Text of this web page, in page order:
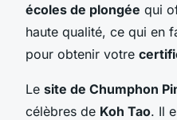
écoles de plongée qui
haute qualité, ce qui en
pour obtenir votre
Le site de Chumphon
célèbres de Koh Tao. Il